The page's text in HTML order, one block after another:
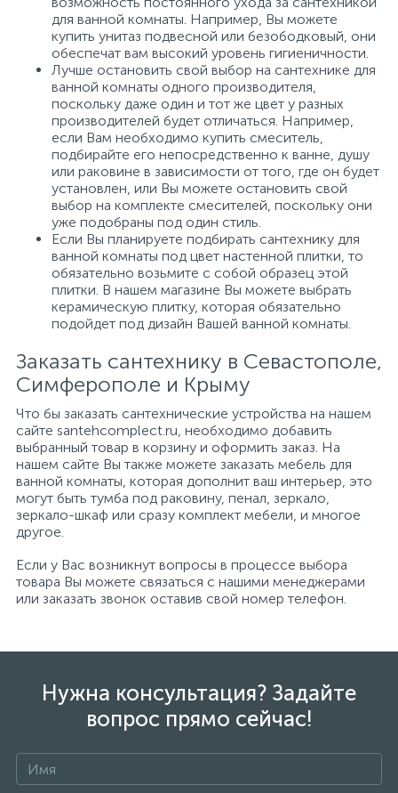
для ванной комнаты. Например, Вы можете
купить унитаз подвесной или безободковый, они
обеспечат вам высокий уровень гигиеничности.
Лучше остановить свой выбор на сантехнике для
ванной комнаты одного производителя,
поскольку даже один и тот же цвет у разных
производителей будет отличаться. Например,
если Вам необходимо купить смеситель,
подбирайте его непосредственно к ванне, душу
или раковине в зависимости от того, где он будет
установлен, или Вы можете остановить свой
выбор на комплекте смесителей, поскольку они
уже подобраны под один стиль.
Если Вы планируете подбирать сантехнику для
ванной комнаты под цвет настенной плитки, то
обязательно возьмите с собой образец этой
плитки. В нашем магазине Вы можете выбрать
керамическую плитку, которая обязательно
подойдет под дизайн Вашей ванной комнаты.
Заказать сантехнику в Севастополе,
Симферополе и Крыму
Что бы заказать сантехнические устройства на нашем
сайте santehcomplect.ru, необходимо добавить
выбранный товар в корзину и оформить заказ. На
нашем сайте Вы также можете заказать мебель для
ванной комнаты, которая дополнит ваш интерьер, это
могут быть тумба под раковину, пенал, зеркало,
зеркало-шкаф или сразу комплект мебели, и многое
другое.
Если у Вас возникнут вопросы в процессе выбора
товара Вы можете связаться с нашими менеджерами
или заказать звонок оставив свой номер телефон.
Нужна консультация? Задайте
вопрос прямо сейчас!